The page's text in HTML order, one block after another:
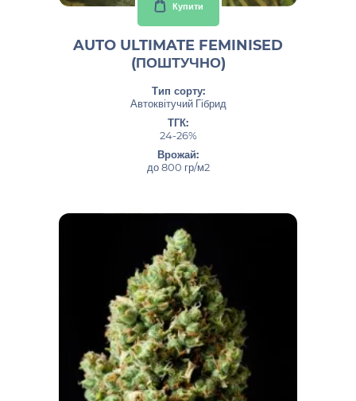
Купити
AUTO ULTIMATE FEMINISED
(ПОШТУЧНО)
Тип сорту:
Автоквітучий Гібрид
ТГК:
24-26%
Врожай:
до 800 гр/м2